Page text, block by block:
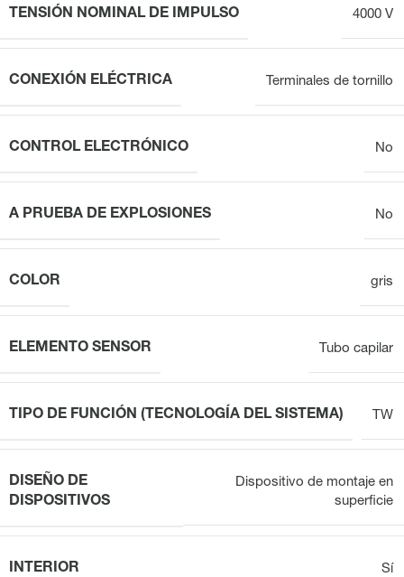
TENSIÓN NOMINAL DE IMPULSO 4000 V
CONEXIÓN ELÉCTRICA Terminales de tornillo
CONTROL ELECTRÓNICO No
A PRUEBA DE EXPLOSIONES No
COLOR gris
ELEMENTO SENSOR Tubo capilar
TIPO DE FUNCIÓN (TECNOLOGÍA DEL SISTEMA) TW
DISEÑO DE
DISPOSITIVOS
Dispositivo de montaje en
superficie
INTERIOR Sí